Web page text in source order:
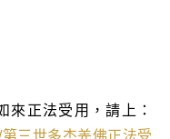
來正法受用，請上：
第三世多杰羌佛正法受